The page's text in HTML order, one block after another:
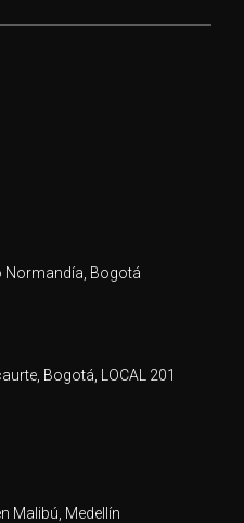
Normandía, Bogotá
Bogotá, LOCAL 201
Malibú, Medellín